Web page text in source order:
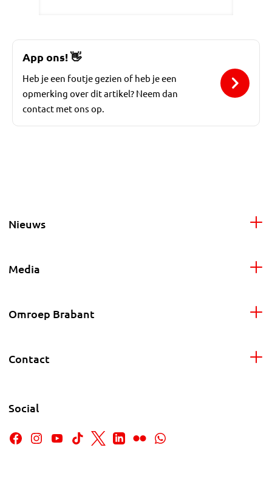
App ons!👋
Heb je een foutje gezien of heb je een
opmerking over dit artikel? Neem dan
contact met ons op.
Nieuws
Media
Omroep Brabant
Contact
Social